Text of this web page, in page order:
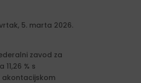
5. marta 2026.
zavod za
% s
akontacijskom